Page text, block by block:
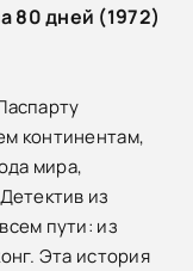
80 дней (1972)
континентам,
мира,
из
пути: из
Эта история